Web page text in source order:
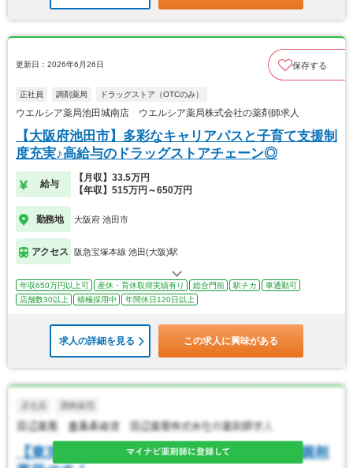
更新日：2026年6月26日 保存する
正社員 調剤薬局 ドラッグストア（OTCのみ）
ウエルシア薬局池田城南店 ウエルシア薬局株式会社の薬剤師求人
【大阪府池田市】多彩なキャリアパスと子育て支援制
度充実♪高給与のドラッグストアチェーン◎
給与
【月収】33.5万円
【年収】515万円～650万円
勤務地 大阪府 池田市
アクセス 阪急宝塚本線 池田(大阪)駅
年収650万円以上可 産休・育休取得実績有り 総合門前 駅チカ
車通勤可
店舗数30以上
積極採用中 年間休日120日以上
求人の詳細を見る この求人に興味がある